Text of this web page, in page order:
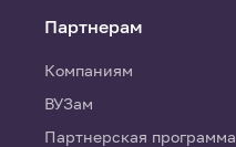
Партнерам
Компаниям
ВУЗам
Партнерская программа